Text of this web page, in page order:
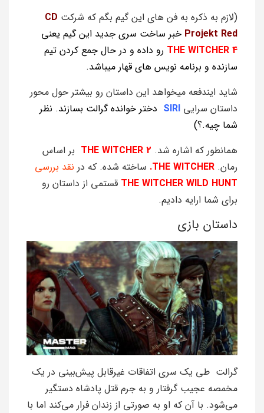
(لازم به ذکره به فن های این گیم بگم که شرکت CD
Projekt Red خبر ساخت سری جدید این گیم یعنی
THE WITCHER 4
رو داده و در حال جمع کردن تیم
سازنده و برنامه نویس های قهار میباشد.
شاید ایندفعه میخواهد این داستان رو بیشتر حول محور
داستان سرایی SIRI دختر خوانده گرالت بسازند. نظر
شما چیه.؟)
همانطور که اشاره شد.
THE WITCHER 2
بر اساس
رمان.
THE WITCHER. ساخته شده. که در نقد بررسی
THE WITCHER WILD HUNT
قستمی از داستان رو
برای شما ارایه دادیم.
داستان بازی
گرالت طی یک سری اتفاقات غیرقابل پیش‌بینی در یک
مخمصه عجیب گرفتار و به جرم قتل پادشاه دستگیر
می‌شود. با آن که او به صورتی از زندان فرار می‌کند اما با